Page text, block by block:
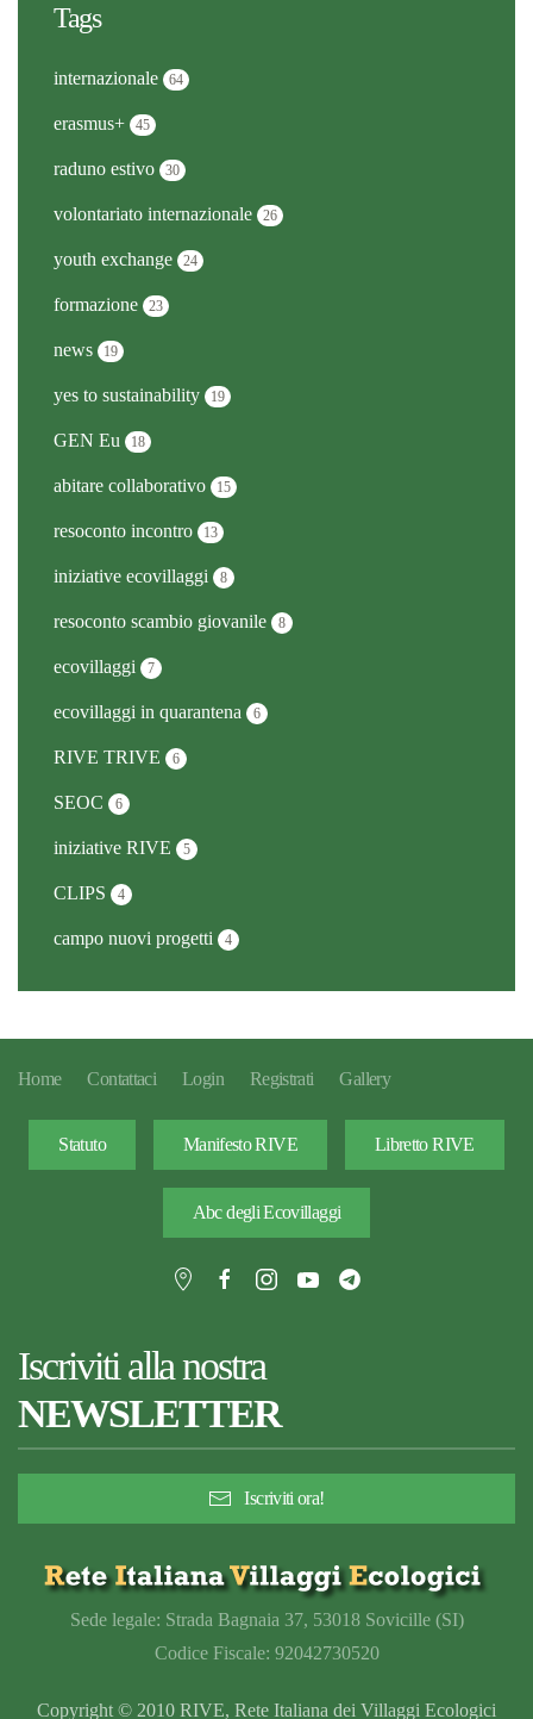
Tags
internazionale 64
erasmus+ 45
raduno estivo 30
volontariato internazionale 26
youth exchange 24
formazione 23
news 19
yes to sustainability 19
GEN Eu 18
abitare collaborativo 15
resoconto incontro 13
iniziative ecovillaggi 8
resoconto scambio giovanile 8
ecovillaggi 7
ecovillaggi in quarantena 6
RIVE TRIVE 6
SEOC 6
iniziative RIVE 5
CLIPS 4
campo nuovi progetti 4
Home Contattaci Login Registrati Gallery
Statuto Manifesto RIVE Libretto RIVE
Abc degli Ecovillaggi
Iscriviti alla nostra
NEWSLETTER
Iscriviti ora!
Sede legale: Strada Bagnaia 37, 53018 Sovicille (SI)
Codice Fiscale: 92042730520
Copyright © 2010 RIVE, Rete Italiana dei Villaggi Ecologici